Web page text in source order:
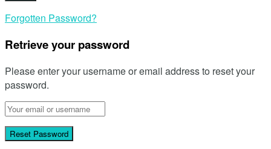
Forgotten Password?
Retrieve your password
Please enter your username or email address to reset your
password.